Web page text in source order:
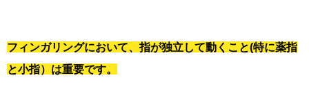
フィンガリングにおいて、指が独立して動くこと(特に薬指
と小指）は重要です。